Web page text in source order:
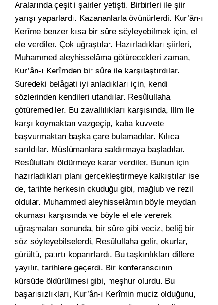
Aralarında çeşitli şairler yetişti. Birbirleri ile şiir
yarışı yaparlardı. Kazananlarla övünürlerdi. Kur’ân-ı
Kerîme benzer kısa bir sûre söyleyebilmek için, el
ele verdiler. Çok uğraştılar. Hazırladıkları şiirleri,
Muhammed aleyhisselâma götürecekleri zaman,
Kur’ân-ı Kerîmden bir sûre ile karşılaştırdılar.
Suredeki belâgati iyi anladıkları için, kendi
sözlerinden kendileri utandılar. Resûlullaha
götüremediler. Bu zavallılıkları karşısında, ilim ile
karşı koymaktan vazgeçip, kaba kuvvete
başvurmaktan başka çare bulamadılar. Kılıca
sarıldılar. Müslümanlara saldırmaya başladılar.
Resûlullahı öldürmeye karar verdiler. Bunun için
hazırladıkları planı gerçekleştirmeye kalkıştılar ise
de, tarihte herkesin okuduğu gibi, mağlub ve rezil
oldular. Muhammed aleyhisselâmın böyle meydan
okuması karşısında ve böyle el ele vererek
uğraşmaları sonunda, bir sûre gibi veciz, beliğ bir
söz söyleyebilselerdi, Resûlullaha gelir, okurlar,
gürültü, patırtı koparırlardı. Bu taşkınlıkları dillere
yayılır, tarihlere geçerdi. Bir konferanscının
kürsüde öldürülmesi gibi, meşhur olurdu. Bu
başarısızlıkları, Kur’ân-ı Kerîmin muciz olduğunu,